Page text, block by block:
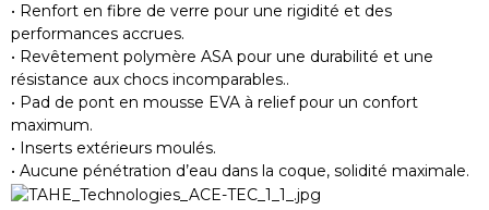
• Renfort en fibre de verre pour une rigidité et des
performances accrues.
• Revêtement polymère ASA pour une durabilité et une
résistance aux chocs incomparables..
• Pad de pont en mousse EVA à relief pour un confort
maximum.
• Inserts extérieurs moulés.
• Aucune pénétration d’eau dans la coque, solidité maximale.